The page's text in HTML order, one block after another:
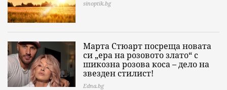
sinoptik.bg
Марта Стюарт посреща новата
си „ера на розовото злато“ с
шикозна розова коса – дело на
звезден стилист!
Edna.bg